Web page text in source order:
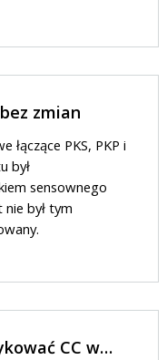
zmian
łączące PKS, PKP i
był
sensownego
był tym
CC w…